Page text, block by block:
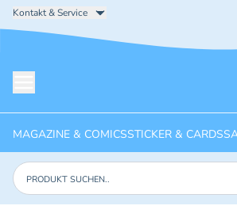
Kontakt & Service
MAGAZINE & COMICSSTICKER & CARDS
Produkte suchen